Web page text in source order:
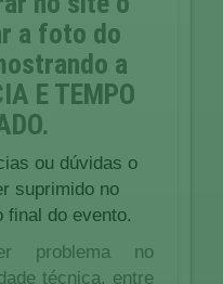
a foto do
a
E TEMPO
.
ou dúvidas o
suprimido no
final do evento.
problema no
técnica, entre